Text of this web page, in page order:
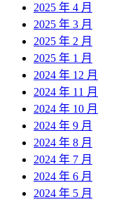
2025 年 4 月
2025 年 3 月
2025 年 2 月
2025 年 1 月
2024 年 12 月
2024 年 11 月
2024 年 10 月
2024 年 9 月
2024 年 8 月
2024 年 7 月
2024 年 6 月
2024 年 5 月